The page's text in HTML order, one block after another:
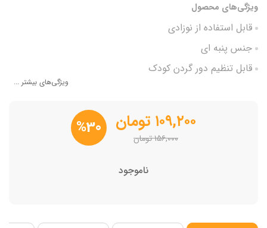
ویژگی‌های محصول
قابل استفاده از نوزادی
جنس پنبه ای
قابل تنظیم دور گردن کودک
ویژگی‌های بیشتر ...
۱۰۹,۲۰۰ تومان
۱۵۶,۰۰۰تومان %30
ناموجود